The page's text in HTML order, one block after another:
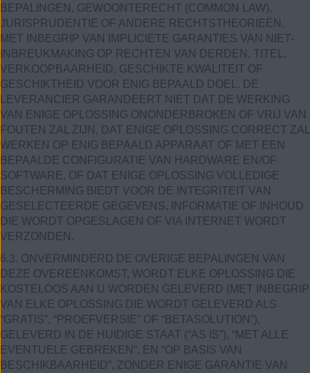
BEPALINGEN, GEWOONTERECHT (COMMON LAW),
JURISPRUDENTIE OF ANDERE RECHTSTHEORIEËN,
MET INBEGRIP VAN IMPLICIETE GARANTIES VAN NIET-
INBREUKMAKING OP RECHTEN VAN DERDEN, TITEL,
VERKOOPBAARHEID, GESCHIKTE KWALITEIT OF
GESCHIKTHEID VOOR ENIG BEPAALD DOEL. DE
LEVERANCIER GARANDEERT NIET DAT DE WERKING
VAN ENIGE OPLOSSING ONONDERBROKEN OF VRIJ VAN
FOUTEN ZAL ZIJN, DAT ENIGE OPLOSSING CORRECT ZAL
WERKEN OP ENIG BEPAALD APPARAAT OF MET EEN
BEPAALDE CONFIGURATIE VAN HARDWARE EN/OF
SOFTWARE, OF DAT ENIGE OPLOSSING VOLLEDIGE
BESCHERMING BIEDT VOOR DE INTEGRITEIT VAN
GESELECTEERDE GEGEVENS, INFORMATIE OF INHOUD
DIE WORDT OPGESLAGEN OF VIA INTERNET WORDT
VERZONDEN.
6.3. ONVERMINDERD DE OVERIGE BEPALINGEN VAN
DEZE OVEREENKOMST, WORDT ELKE OPLOSSING DIE
KOSTELOOS AAN U WORDEN GELEVERD (MET INBEGRIP
VAN ELKE OPLOSSING DIE WORDT GELEVERD ALS
“GRATIS”, “PROEFVERSIE” OF “BETASOLUTION”),
GELEVERD IN DE HUIDIGE STAAT (“AS IS”), “MET ALLE
EVENTUELE GEBREKEN”, EN “OP BASIS VAN
BESCHIKBAARHEID”, ZONDER ENIGE GARANTIE VAN